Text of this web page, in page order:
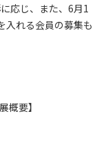
応じ、また、6月1
入れる会員の募集も
概要】